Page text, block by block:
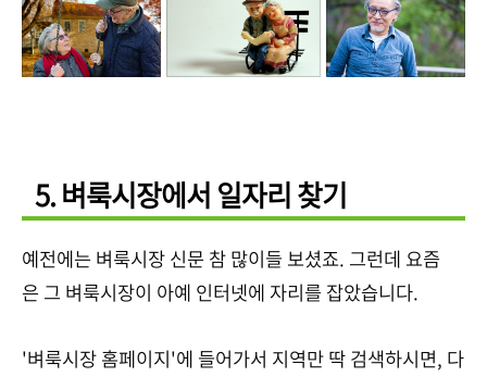
5. 벼룩시장에서 일자리 찾기
예전에는 벼룩시장 신문 참 많이들 보셨죠. 그런데 요즘
은 그 벼룩시장이 아예 인터넷에 자리를 잡았습니다.
'벼룩시장 홈페이지'에 들어가서 지역만 딱 검색하시면, 다